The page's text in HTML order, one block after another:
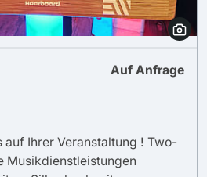
Auf Anfrage
Ihrer Veranstaltung ! Two-
Musikdienstleistungen